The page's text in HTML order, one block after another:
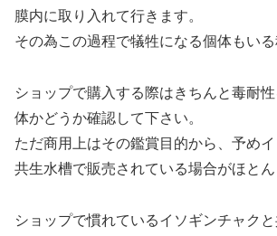
膜内に取り入れて行きます。
その為この過程で犠牲になる個体もいる
ショップで購入する際はきちんと毒耐
体かどうか確認して下さい。
ただ商用上はその鑑賞目的から、予め
共生水槽で販売されている場合がほとん
ショップで慣れているイソギンチャク